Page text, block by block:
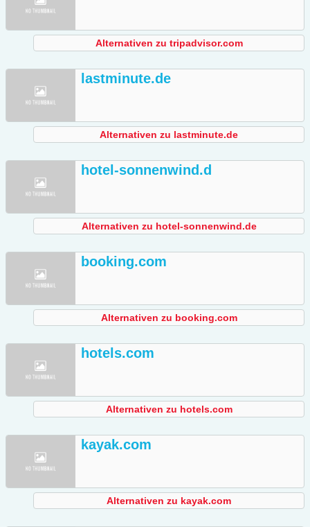
Alternativen zu tripadvisor.com
lastminute.de
Alternativen zu lastminute.de
hotel-sonnenwind.d
Alternativen zu hotel-sonnenwind.de
booking.com
Alternativen zu booking.com
hotels.com
Alternativen zu hotels.com
kayak.com
Alternativen zu kayak.com